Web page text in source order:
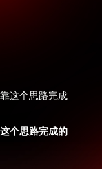
个思路完成的